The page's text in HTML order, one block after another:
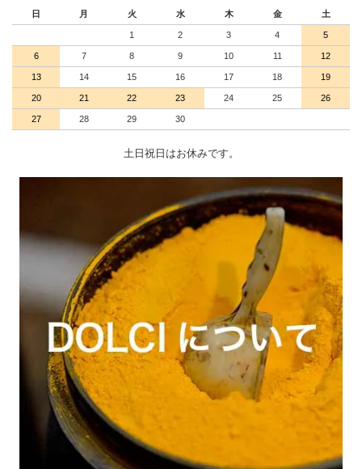
日 月 火 水 木 金 土
1 2 3 4 5
6 7 8 9 10 11 12
13 14 15 16 17 18 19
20 21 22 23 24 25 26
27 28 29 30
土日祝日はお休みです。